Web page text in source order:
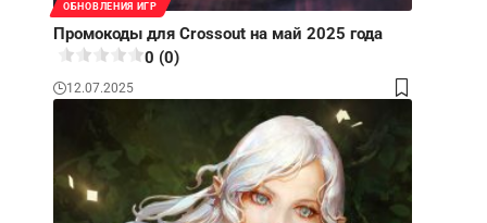
ОБНОВЛЕНИЯ ИГР
Промокоды для Crossout на май 2025 года
0 (0)
12.07.2025